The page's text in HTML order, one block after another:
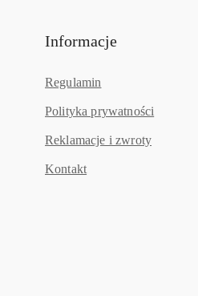
Informacje
Regulamin
Polityka prywatności
Reklamacje i zwroty
Kontakt